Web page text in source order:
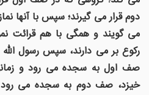
دوم قرار می گیرند؛ سپس با آنها
می گویند و همگی با هم قرائت
رکوع بر می دارند، سپس رسول
صف اول به سجده می رود و
خیزد، صف دوم به سجده می